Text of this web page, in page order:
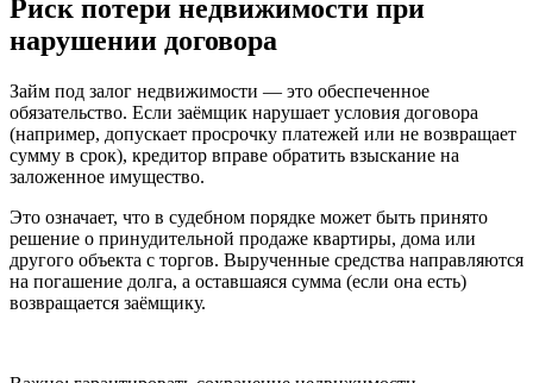
Риск потери недвижимости при
нарушении договора
Займ под залог недвижимости — это обеспеченное
обязательство. Если заёмщик нарушает условия договора
(например, допускает просрочку платежей или не возвращает
сумму в срок), кредитор вправе обратить взыскание на
заложенное имущество.
Это означает, что в судебном порядке может быть принято
решение о принудительной продаже квартиры, дома или
другого объекта с торгов. Вырученные средства направляются
на погашение долга, а оставшаяся сумма (если она есть)
возвращается заёмщику.